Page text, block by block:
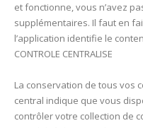
et fonctionne, vous n’avez
supplémentaires. Il faut en
l’application identifie le
CONTROLE CENTRALISE
La conservation de tous vos
central indique que vous
contrôler votre collection de